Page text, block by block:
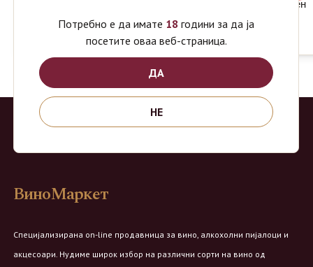
MILLESIMATO
DOC 0.75L
ден
ВиноМаркет
Специјализирана on-line продавница за вино, алкохолни пијалоци и
акцесоари. Нудиме широк избор на различни сорти на вино од
Потребно е да имате 18 години за да ја
посетите оваа веб-страница.
ДА
НЕ